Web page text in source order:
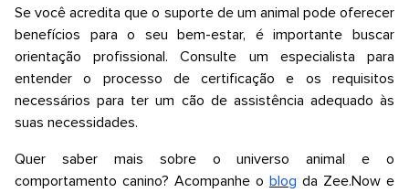
Se você acredita que o suporte de um animal pode oferecer
benefícios para o seu bem-estar, é importante buscar
orientação profissional. Consulte um especialista para
entender o processo de certificação e os requisitos
necessários para ter um cão de assistência adequado às
suas necessidades.
Quer saber mais sobre o universo animal e o
comportamento canino? Acompanhe o blog da Zee.Now e